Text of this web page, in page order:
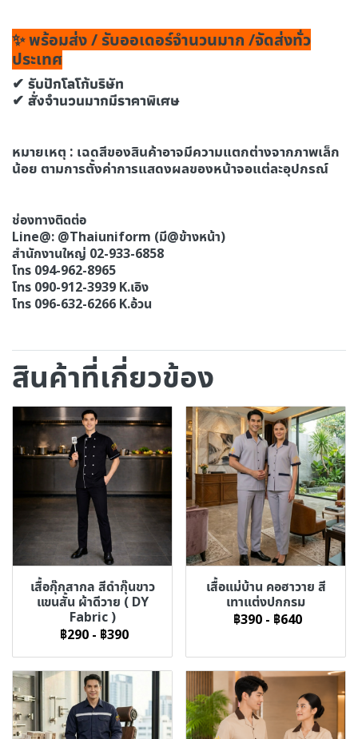
✨ พร้อมส่ง / รับออเดอร์จำนวนมาก /จัดส่งทั่ว
ประเทศ
✔ รับปักโลโก้บริษัท
✔ สั่งจำนวนมากมีราคาพิเศษ
หมายเหตุ : เฉดสีของสินค้าอาจมีความแตกต่างจากภาพเล็ก
น้อย ตามการตั้งค่าการแสดงผลของหน้าจอแต่ละอุปกรณ์
ช่องทางติดต่อ
Line@: @Thaiuniform (มี@ข้างหน้า)
สํานักงานใหญ่ 02-933-6858
โทร 094-962-8965
โทร 090-912-3939 K.เอิง
โทร 096-632-6266 K.อ้วน
สินค้าที่เกี่ยวข้อง
เสื้อกุ๊กสากล สีดำกุ๊นขาว
แขนสั้น ผ้าดีวาย ( DY
Fabric )
฿290 - ฿390
เสื้อแม่บ้าน คอฮาวาย สี
เทาแต่งปกกรม
฿390 - ฿640